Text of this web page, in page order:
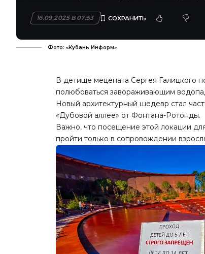
16.09.2025 В 07:53
Фото: «Кубань Информ»
В детище мецената Сергея Галицкого
полюбоваться завораживающим
Новый архитектурный шедевр стал
«Дубовой аллее» от Фонтана-Ротонды.
Важно, что посещение этой локации
пройти только в сопровождении